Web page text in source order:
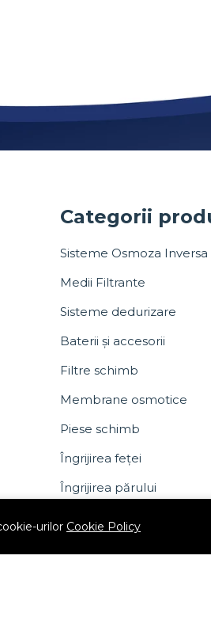
Categorii
Sisteme Osmoza Inversa
Medii Filtrante
Sisteme dedurizare
Baterii și accesorii
Filtre schimb
Membrane osmotice
Piese schimb
Îngrijirea feței
Îngrijirea părului
urilor Cookie Policy